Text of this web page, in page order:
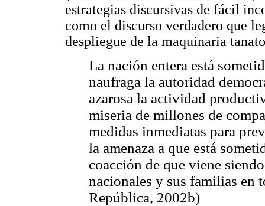
estrategias discursivas de fácil
como el discurso verdadero que
despliegue de la maquinaria
La nación entera está
naufraga la autoridad
azarosa la actividad
miseria de millones de
medidas inmediatas para
la amenaza a que está
coacción de que viene
nacionales y sus familias en
República, 2002b)